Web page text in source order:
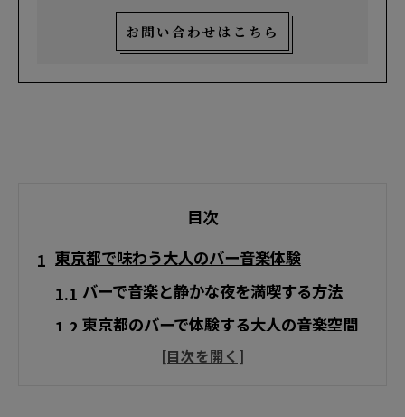
お問い合わせはこちら
目次
東京都で味わう大人のバー音楽体験
バーで音楽と静かな夜を満喫する方法
東京都のバーで体験する大人の音楽空間
ミュージックバーが叶える癒しの時間と